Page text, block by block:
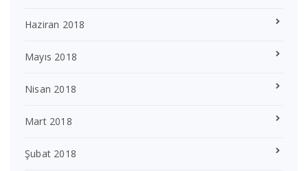
Haziran 2018
Mayıs 2018
Nisan 2018
Mart 2018
Şubat 2018